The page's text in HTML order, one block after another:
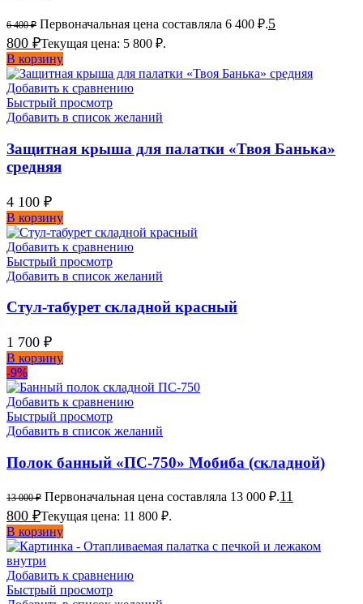
6 400₽ Первоначальная цена составляла 6 400 ₽.5
800 ₽Текущая цена: 5 800 ₽.
В корзину
Добавить к сравнению
Быстрый просмотр
Добавить в список желаний
Защитная крыша для палатки «Твоя Банька»
средняя
4 100 ₽
В корзину
Добавить к сравнению
Быстрый просмотр
Добавить в список желаний
Стул-табурет складной красный
1 700 ₽
В корзину
-9%
Добавить к сравнению
Быстрый просмотр
Добавить в список желаний
Полок банный «ПС-750» Мобиба (складной)
13 000₽ Первоначальная цена составляла 13 000 ₽.11
800 ₽Текущая цена: 11 800 ₽.
В корзину
Добавить к сравнению
Быстрый просмотр